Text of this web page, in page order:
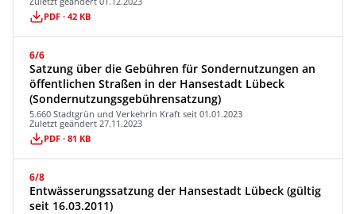
PDF · 42 KB
6/6
Satzung über die Gebühren für Sondernutzungen an
öffentlichen Straßen in der Hansestadt Lübeck
(Sondernutzungsgebührensatzung)
5.660 Stadtgrün und VerkehrIn Kraft seit 01.01.2023
Zuletzt geändert 27.11.2023
PDF · 81 KB
6/8
Entwässerungssatzung der Hansestadt Lübeck (gültig
seit 16.03.2011)